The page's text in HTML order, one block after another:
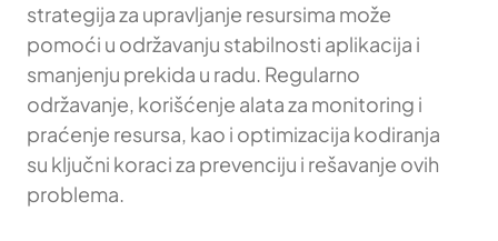
strategija za upravljanje resursima može
pomoći u održavanju stabilnosti aplikacija i
smanjenju prekida u radu. Regularno
održavanje, korišćenje alata za monitoring i
praćenje resursa, kao i optimizacija kodiranja
su ključni koraci za prevenciju i rešavanje ovih
problema.